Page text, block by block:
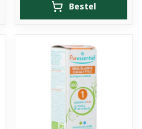
Bestel